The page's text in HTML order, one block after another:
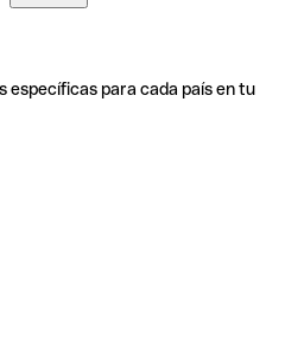
específicas para cada país en tu